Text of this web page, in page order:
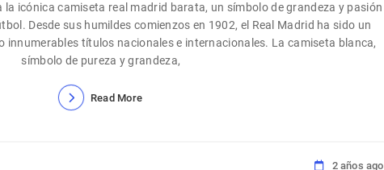
la icónica camiseta real madrid barata, un símbolo de grandeza y pasión
Desde sus humildes comienzos en 1902, el Real Madrid ha sido un
innumerables títulos nacionales e internacionales. La camiseta blanca,
símbolo de pureza y grandeza,
Read More
2 años ago